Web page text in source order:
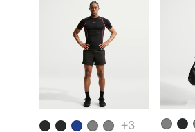
+3